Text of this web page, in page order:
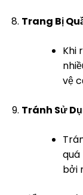
Trang Bị
Khi
vệ
Tránh Sử
bởi